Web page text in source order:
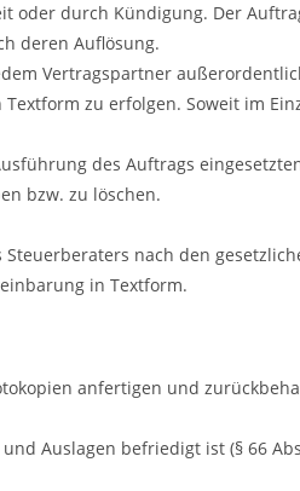
oder durch Kündigung. Der
deren Auflösung.
Vertragspartner
zu erfolgen. Soweit im
des Auftrags
bzw. zu löschen.
nach den
in Textform.
anfertigen und
Auslagen befriedigt ist (§ 66